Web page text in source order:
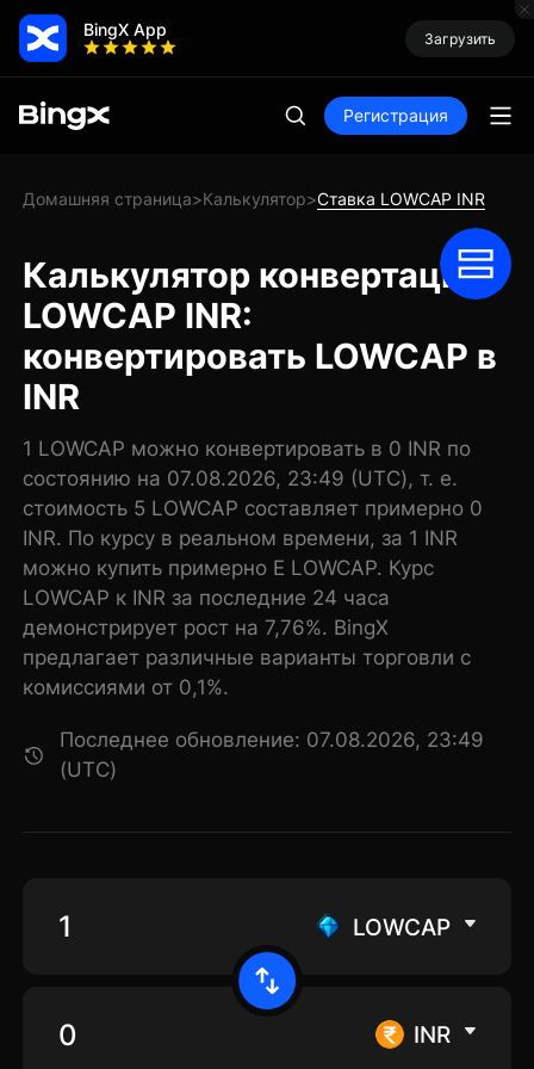
BingX App Загрузить
Регистрация
Домашняя страница>Калькулятор>Ставка LOWCAP INR
Калькулятор конвертации
LOWCAP INR:
конвертировать LOWCAP в
INR
1 LOWCAP можно конвертировать в 0 INR по
состоянию на 07.08.2026, 23:49 (UTC), т. е.
стоимость 5 LOWCAP составляет примерно 0
INR. По курсу в реальном времени, за 1 INR
можно купить примерно E LOWCAP. Курс
LOWCAP к INR за последние 24 часа
демонстрирует рост на 7,76%. BingX
предлагает различные варианты торговли с
комиссиями от 0,1%.
Последнее обновление: 07.08.2026, 23:49
(UTC)
LOWCAP
INR